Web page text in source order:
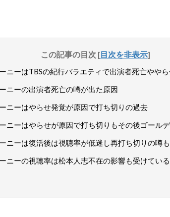
この記事の目次 [目次を非表示]
ニーはTBSの紀行バラエティで出演者死亡やや
ニーの出演者死亡の噂が出た原因
ニーはやらせ発覚が原因で打ち切りの過去
ニーはやらせが原因で打ち切りもその後ゴール
ニーは復活後は視聴率が低迷し再打ち切りの噂
ニーの視聴率は松本人志不在の影響も受けてい